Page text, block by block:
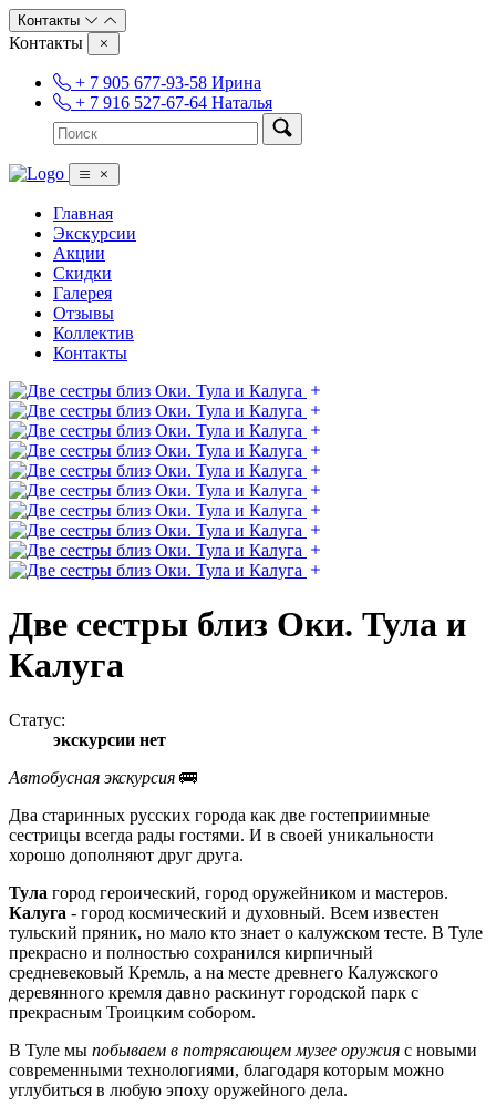
Контакты
Контакты
+ 7 905 677-93-58 Ирина
+ 7 916 527-67-64 Наталья
Главная
Экскурсии
Акции
Скидки
Галерея
Отзывы
Коллектив
Контакты
Две сестры близ Оки. Тула и
Калуга
Статус:
экскурсии нет
Автобусная экскурсия 🚌
Два старинных русских города как две гостеприимные
сестрицы всегда рады гостями. И в своей уникальности
хорошо дополняют друг друга.
Тула город героический, город оружейником и мастеров.
Калуга - город космический и духовный. Всем известен
тульский пряник, но мало кто знает о калужском тесте. В Туле
прекрасно и полностью сохранился кирпичный
средневековый Кремль, а на месте древнего Калужского
деревянного кремля давно раскинут городской парк с
прекрасным Троицким собором.
В Туле мы побываем в потрясающем музее оружия с новыми
современными технологиями, благодаря которым можно
углубиться в любую эпоху оружейного дела.